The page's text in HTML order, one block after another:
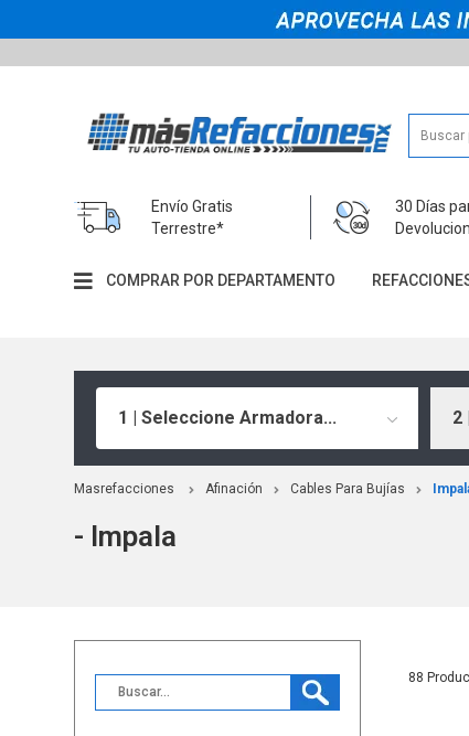
Envío Gratis
Terrestre*
30 Días
COMPRAR POR DEPARTAMENTO
1 | Seleccione Armadora... 2
Masrefacciones Afinación Cables Para Bujías
- Impala
88